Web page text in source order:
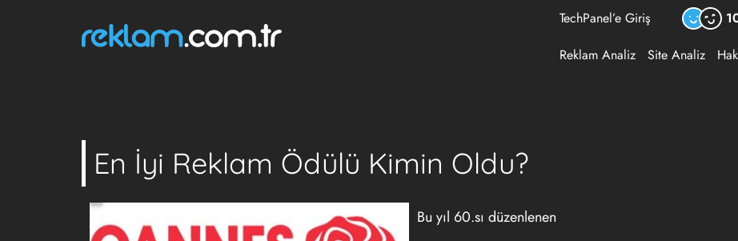
TechPanel’e Giriş
Reklam Analiz Site Analiz
En İyi Reklam Ödülü Kimin Oldu?
Bu yıl 60.sı düzenlenen